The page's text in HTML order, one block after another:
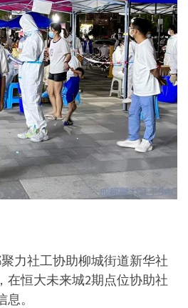
力社工协助柳城街道新华社
在恒大未来城2期点位协助社
。